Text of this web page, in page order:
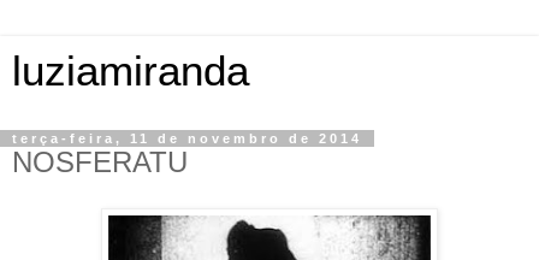
luziamiranda
terça-feira, 11 de novembro de 2014
NOSFERATU